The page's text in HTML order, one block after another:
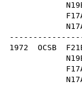
1972 OCSB